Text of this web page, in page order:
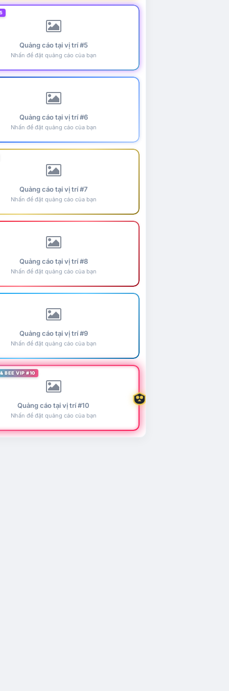
Quảng cáo tại vị trí #5
Nhấn để đặt quảng cáo của bạn
Quảng cáo tại vị trí #6
Nhấn để đặt quảng cáo của bạn
Quảng cáo tại vị trí #7
Nhấn để đặt quảng cáo của bạn
Quảng cáo tại vị trí #8
Nhấn để đặt quảng cáo của bạn
Quảng cáo tại vị trí #9
Nhấn để đặt quảng cáo của bạn
BEE VIP #10
Quảng cáo tại vị trí #10
Nhấn để đặt quảng cáo của bạn